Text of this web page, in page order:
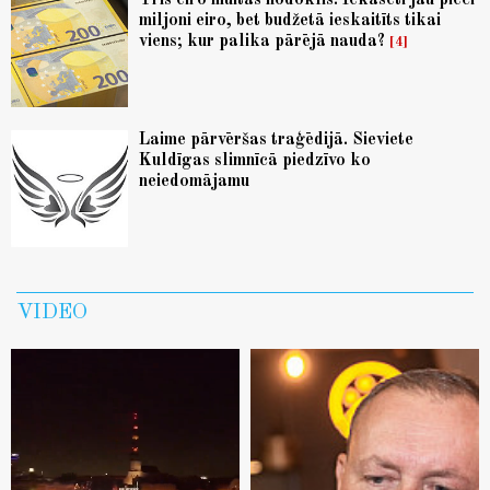
miljoni eiro, bet budžetā ieskaitīts tikai
viens; kur palika pārējā nauda?
4
Laime pārvēršas traģēdijā. Sieviete
Kuldīgas slimnīcā piedzīvo ko
neiedomājamu
VIDEO